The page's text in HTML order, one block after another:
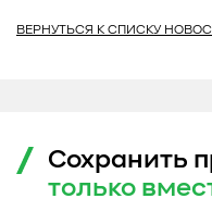
ВЕРНУТЬСЯ К СПИСКУ
Сохранить
только